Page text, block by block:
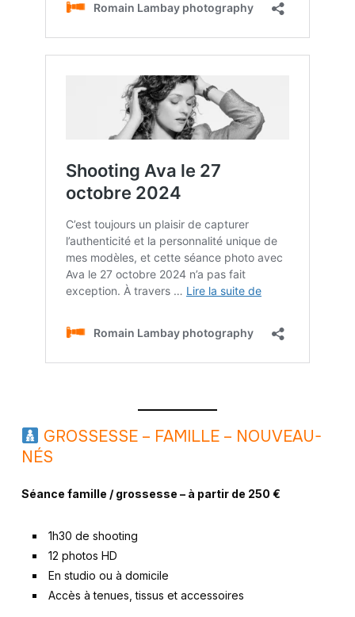
GROSSESSE – FAMILLE – NOUVEAU-
NÉS
Séance famille / grossesse – à partir de 250 €
1h30 de shooting
12 photos HD
En studio ou à domicile
Accès à tenues, tissus et accessoires